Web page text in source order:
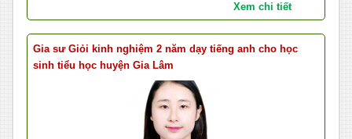
Xem chi tiết
Gia sư Giỏi kinh nghiệm 2 năm dạy tiếng anh cho học
sinh tiểu học huyện Gia Lâm